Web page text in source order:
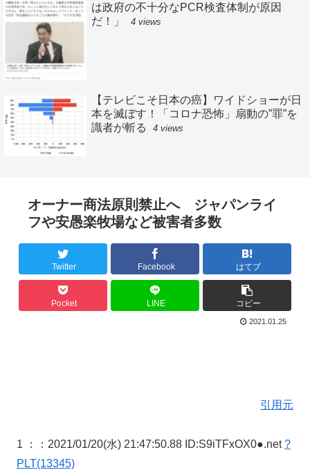
は政府の不十分なPCR検査体制が原因
だ！」
4 views
【テレビこそ日本の癌】ワイドショーが日
本を滅ぼす！「コロナ恐怖」扇動の”罪”を
識者が斬る
4 views
オーナー商法原則禁止へ ジャパンライ
フや安愚楽牧場など被害者多数
Twitter Facebook はてブ
Pocket LINE コピー
2021.01.25
引用元
1 ： ：2021/01/20(水) 21:47:50.88 ID:S9iTFxOX0●.net?
PLT(13345)